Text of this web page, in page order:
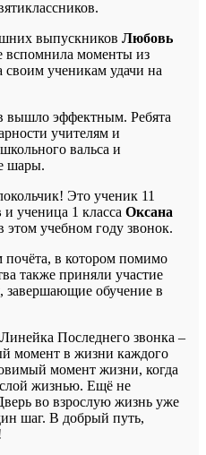
выпускников Любовь
вспомнила моменты из
ученикам удачи на
вышло эффектным. Ребята
учителям и
вальса и
шары.
Это ученик 11
и ученица 1 класса Оксана
этом учебном году звонок.
почёта, в котором помимо
также приняли участие
завершающие обучение в
Линейка Последнего звонка –
момент в жизни каждого
момент жизни, когда
жизнью. Ещё не
во взрослую жизнь уже
шаг. В добрый путь,